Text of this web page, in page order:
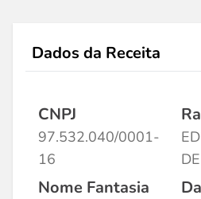
Dados da Receita
CNPJ
97.532.040/0001-
16
Nome Fantasia